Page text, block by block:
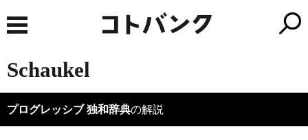
Schaukel
プログレッシブ 独和辞典の解説